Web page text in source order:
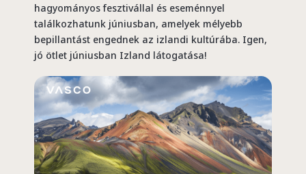
hagyományos fesztivállal és eseménnyel
találkozhatunk júniusban, amelyek mélyebb
bepillantást engednek az izlandi kultúrába. Igen,
jó ötlet júniusban Izland látogatása!